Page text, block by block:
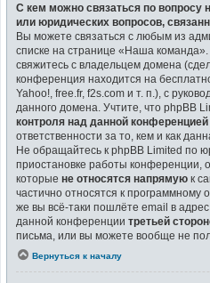
С кем можно связаться по вопросу
или юридических вопросов,
Вы можете связаться с любым из
списке на странице «Наша команда».
свяжитесь с владельцем домена
конференция находится на
Yahoo!, free.fr, f2s.com и т. п.), с
данного домена. Учтите, что phpBB
контроля над данной конференцией
ответственности за то, кем и как
Не обращайтесь к phpBB Limited по
приостановке работы конференции,
которые не относятся напрямую к
частично относятся к
же вы всё-таки пошлёте email в
данной конференции третьей
письма, или вы можете вообще не
Вернуться к началу